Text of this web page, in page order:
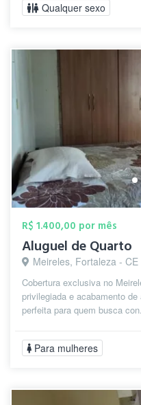
Qualquer sexo
R$ 1.400,00 por mês
Aluguel de Quarto
Meireles, Fortaleza - CE
Cobertura exclusiva no
privilegiada e acabamento
perfeita para quem busca
Para mulheres